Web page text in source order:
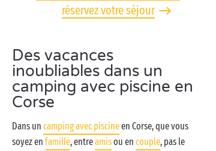
réservez votre séjour
Des vacances
inoubliables dans un
camping avec piscine en
Corse
Dans un camping avec piscineen Corse, que vous
soyez en famille, entreamisou en couple, pas le